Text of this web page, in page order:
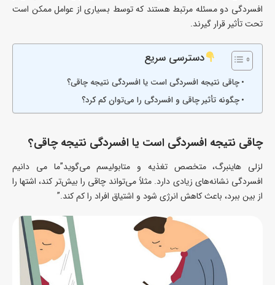
افسردگی دو مسئله مرتبط هستند که توسط بسیاری از عوامل ممکن است
تحت تأثیر قرار گیرند.
دسترسی سریع
چاقی نتیجه افسردگی است یا افسردگی نتیجه چاقی؟
چگونه تأثیر چاقی و افسردگی را می‌توان کم کرد؟
چاقی نتیجه افسردگی است یا افسردگی نتیجه چاقی؟
لزلی هاینبرگ، متخصص تغذیه و متابولیسم می‌گوید”ما می دانیم
افسردگی نشانه‌های زیادی دارد. مثلاً می‌تواند چاقی را بیش‌تر کند، اشتها را
از بین ببرد، باعث کاهش انرژی شود و اشتیاق افراد را کم کند.”